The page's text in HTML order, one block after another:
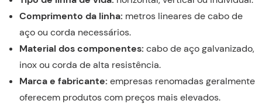
Comprimento da linha: metros lineares de cabo de
aço ou corda necessários.
Material dos componentes: cabo de aço galvanizado,
inox ou corda de alta resistência.
Marca e fabricante: empresas renomadas geralmente
oferecem produtos com preços mais elevados.